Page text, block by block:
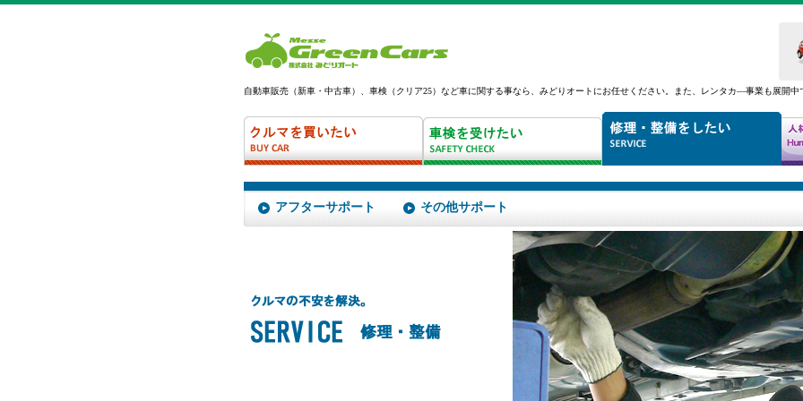
自動車販売（新車・中古車）、車検（クリア25）など車に関する事なら、みどりオートにお任せください。また、レンタカ―事業も展開中
アフターサポート その他サポート